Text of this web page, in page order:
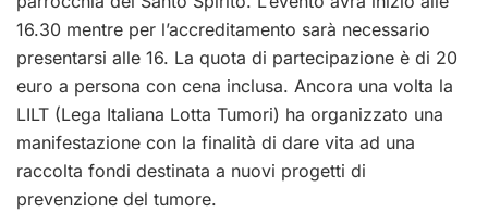
16.30 mentre per l’accreditamento sarà necessario
presentarsi alle 16. La quota di partecipazione è di 20
euro a persona con cena inclusa. Ancora una volta la
LILT (Lega Italiana Lotta Tumori) ha organizzato una
manifestazione con la finalità di dare vita ad una
raccolta fondi destinata a nuovi progetti di
prevenzione del tumore.